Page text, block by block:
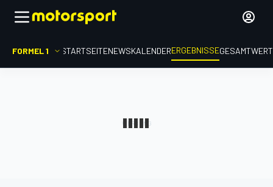
FORMEL 1 STARTSEITENEWSKALENDERERGEBNISSE